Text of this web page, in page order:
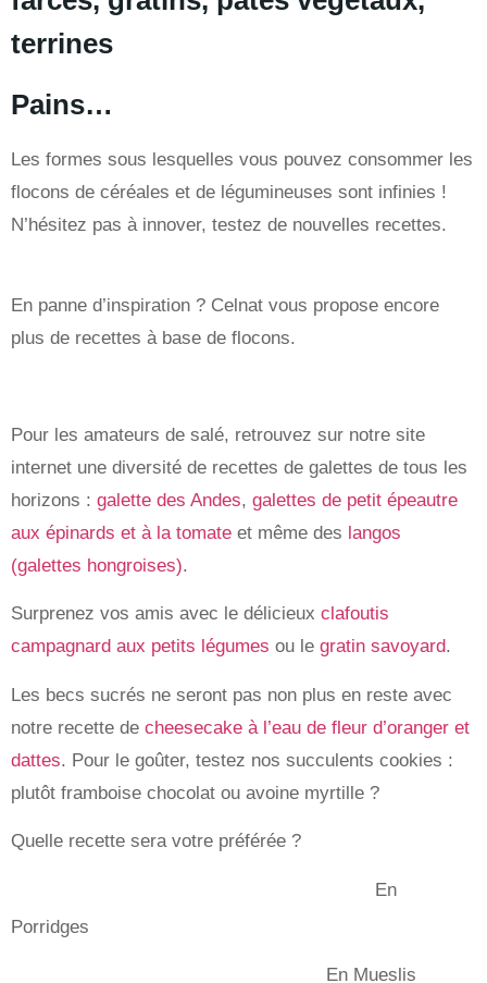
terrines
Pains…
Les formes sous lesquelles vous pouvez consommer les
flocons de céréales et de légumineuses sont infinies !
N’hésitez pas à innover, testez de nouvelles recettes.
En panne d’inspiration ? Celnat vous propose encore
plus de recettes à base de flocons.
Pour les amateurs de salé, retrouvez sur notre site
internet une diversité de recettes de galettes de tous les
horizons : galette des Andes, galettes de petit épeautre
aux épinards et à la tomate et même des langos
(galettes hongroises).
Surprenez vos amis avec le délicieux clafoutis
campagnard aux petits légumes ou le gratin savoyard.
Les becs sucrés ne seront pas non plus en reste avec
notre recette de cheesecake à l’eau de fleur d’oranger et
dattes. Pour le goûter, testez nos succulents cookies :
plutôt framboise chocolat ou avoine myrtille ?
Quelle recette sera votre préférée ?
En
Porridges
En Mueslis